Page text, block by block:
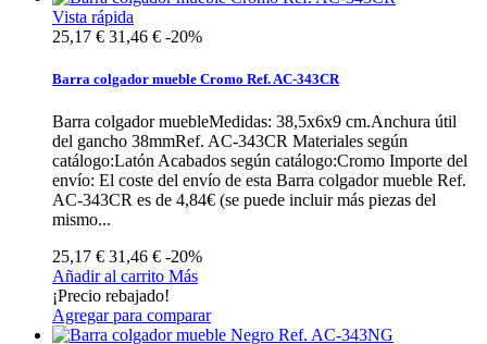
Vista rápida
25,17 € 31,46 € -20%
Barra colgador mueble Cromo Ref. AC-343CR
Barra colgador muebleMedidas: 38,5x6x9 cm.Anchura útil
del gancho 38mmRef. AC-343CR Materiales según
catálogo:Latón Acabados según catálogo:Cromo Importe del
envío: El coste del envío de esta Barra colgador mueble Ref.
AC-343CR es de 4,84€ (se puede incluir más piezas del
mismo...
25,17 € 31,46 € -20%
Añadir al carrito Más
¡Precio rebajado!
Agregar para comparar